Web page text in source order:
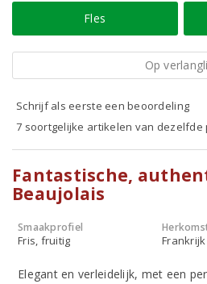
Fles
Op
Schrijf als eerste een beoordeling
7 soortgelijke artikelen van dezelfde
Fantastische,
Beaujolais
Smaakprofiel
Fris, fruitig
Elegant en verleidelijk, met een